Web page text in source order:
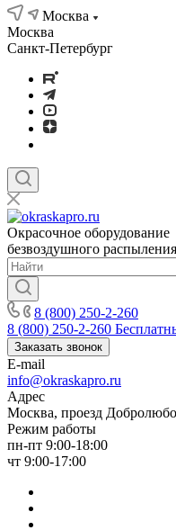
Москва
Москва
Санкт-Петербург
Окрасочное оборудование
безвоздушного распыления
8 (800) 250-2-260
8 (800) 250-2-260
Заказать звонок
E-mail
info@okraskapro.ru
Адрес
Москва, проезд
Режим работы
пн-пт 9:00-18:00
чт 9:00-17:00